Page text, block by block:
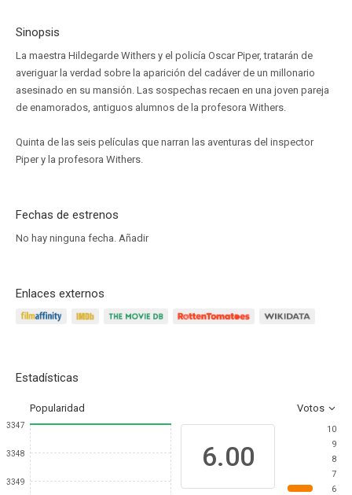
Sinopsis
La maestra Hildegarde Withers y el policía Oscar Piper, tratarán de
averiguar la verdad sobre la aparición del cadáver de un millonario
asesinado en su mansión. Las sospechas recaen en una joven pareja
de enamorados, antiguos alumnos de la profesora Withers.
Quinta de las seis películas que narran las aventuras del inspector
Piper y la profesora Withers.
Fechas de estrenos
No hay ninguna fecha. Añadir
Enlaces externos
Estadísticas
Popularidad Votos
3347
3348
3349
6.00
10
9
8
7
6